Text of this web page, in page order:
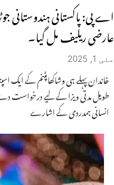
اے پی: پاکستانی
عارضی ریلیف مل گیا۔
مئی 1, 2025
خاندان پہلے ہی وشاکھاپٹنم کے ایک
طویل مدتی ویزا کے لیے درخواست
انسانی ہمدردی کے اشارے